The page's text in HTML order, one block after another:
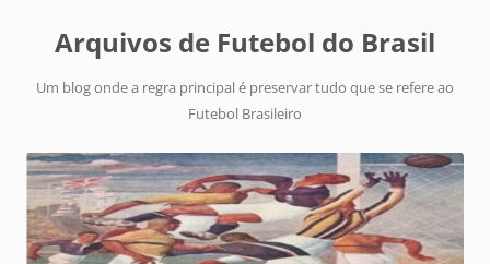
Arquivos de Futebol do Brasil
Um blog onde a regra principal é preservar tudo que se refere ao
Futebol Brasileiro